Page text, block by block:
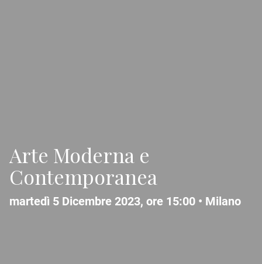
Arte Moderna e
Contemporanea
martedì 5 Dicembre 2023, ore 15:00 • Milano